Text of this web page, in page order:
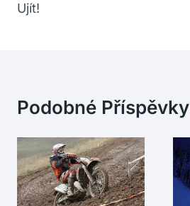
Ujít!
Podobné Příspěvky